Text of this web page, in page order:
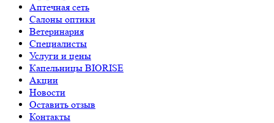
Аптечная сеть
Салоны оптики
Ветеринария
Специалисты
Услуги и цены
Капельницы BIORISE
Акции
Новости
Оставить отзыв
Контакты